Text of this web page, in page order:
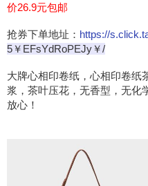
价26.9元包邮
抢券下单地址： https://
5￥EFsYdRoPEJy￥/
大牌心相印卷纸，心相印卷纸
浆，茶叶压花，无香型，无化
放心！